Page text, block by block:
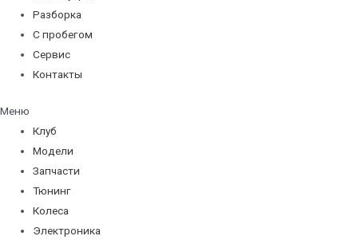
Разборка
С пробегом
Сервис
Контакты
Меню
Клуб
Модели
Запчасти
Тюнинг
Колеса
Электроника